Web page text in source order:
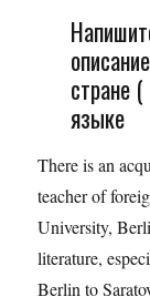
стране
языке
There is an
teacher of
University,
literature,
Berlin to